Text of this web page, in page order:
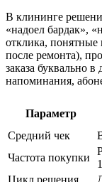
В клининге
«надоел бардак»,
отклика, понятные
после ремонта),
заказа буквально
напоминания,
Параметр
Средний чек
Частота покупки